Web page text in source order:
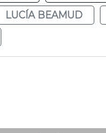
LUCÍA BEAMUD